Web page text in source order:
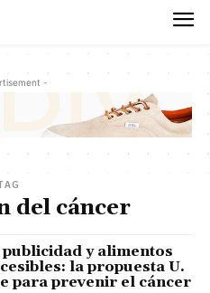
-
del cáncer
y alimentos
la propuesta U.
para prevenir el cáncer